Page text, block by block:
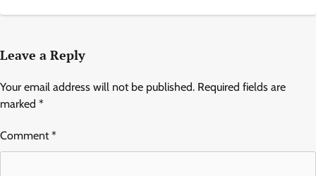
Leave a Reply
Your email address will not be published. Required fields are
marked *
Comment*